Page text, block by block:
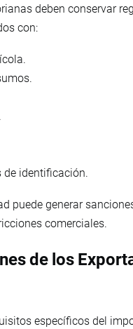
deben conservar
con:
de identificación.
puede generar
comerciales.
de los
específicos del